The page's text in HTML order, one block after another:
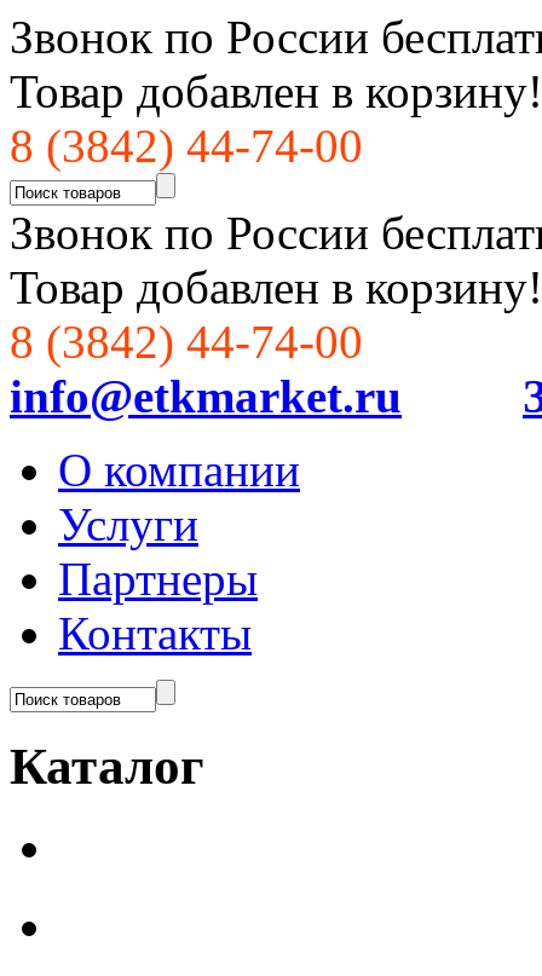
Звонок по России
Товар добавлен в корзину!
8 (3842) 44-74-00
Звонок по России
Товар добавлен в корзину!
8 (3842) 44-74-00
info@etkmarket.ru
О компании
Услуги
Партнеры
Контакты
Каталог